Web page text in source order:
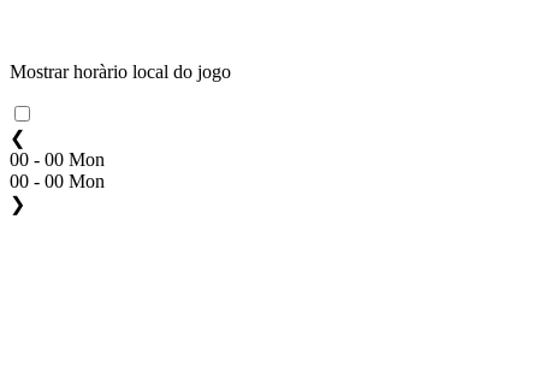
Mostrar horàrio local do jogo
❮
00 - 00 Mon
00 - 00 Mon
❯